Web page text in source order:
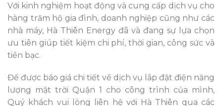
Với kinh nghiệm hoạt động và cung cấp dịch vụ cho
hàng trăm hộ gia đình, doanh nghiệp cũng như các
nhà máy, Hà Thiên Energy đã và đang sự lựa chọn
ưu tiên giúp tiết kiệm chi phí, thời gian, công sức và
tiền bạc.
Để được báo giá chi tiết về dịch vụ lắp đặt điện năng
lượng mặt trời Quận 1 cho công trình của mình,
Quý khách vui lòng liên hệ với Hà Thiên qua các